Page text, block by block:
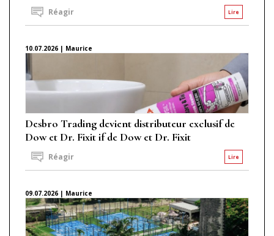
Lire
Réagir
10.07.2026 | Maurice
Desbro Trading devient distributeur exclusif de
Dow et Dr. Fixit if de Dow et Dr. Fixit
Lire
Réagir
09.07.2026 | Maurice